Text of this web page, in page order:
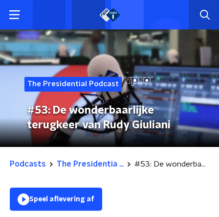
The Presidential Podcast
#53: De wonderbaarlijke
terugkeer van Rudy Giuliani
Podcasts The Presidentia ... #53: De wonderbaarlijke terugkeer van Rudy Giuliani
Speel aflevering af